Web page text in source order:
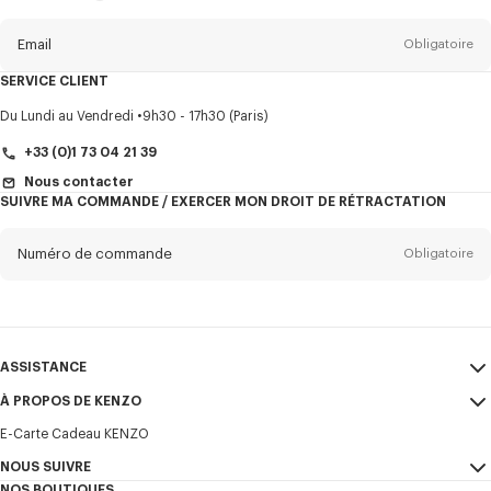
Email Obligatoire
Titre Obligatoire
évènements KENZO, qui peuvent être personnalisés, notamment sur les
SERVICE CLIENT
Du Lundi au Vendredi 9h30 - 17h30 (Paris)
+33 (0)1 73 04 21 39
Nous contacter
SUIVRE MA COMMANDE / EXERCER MON DROIT DE RÉTRACTATION
Numéro de commande Obligatoire
ASSISTANCE
Mon compte
Guide des tailles
FAQ
À PROPOS DE KENZO
CGV
Mentions Légales et CGU
E-Carte Cadeau KENZO
NOUS SUIVRE